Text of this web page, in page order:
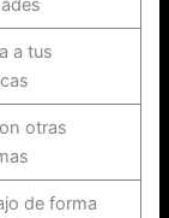
a tus
otras
de forma